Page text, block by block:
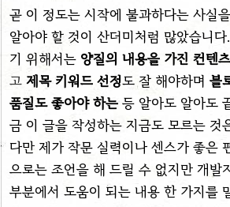
곧 이 정도는 시작에 불과하다는 사실
알아야 할 것이 산더미처럼 많았습니
기 위해서는 양질의 내용을 가진 컨텐츠
고 제목 키워드 선정도 잘 해야하며 블
품질도 좋아야 하는 등 알아도 알아도
금 이 글을 작성하는 지금도 모르는 것
다만 제가 작문 실력이나 센스가 좋은
으로는 조언을 해 드릴 수 없지만 개발
부분에서 도움이 되는 내용 한 가지를